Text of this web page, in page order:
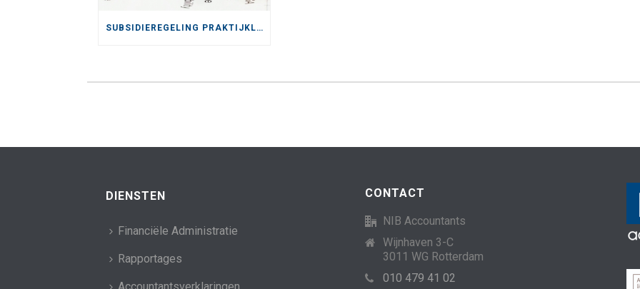
SUBSIDIEREGELING PRAKTIJKLEREN 2025/2026
DIENSTEN
Financiële Administratie
Rapportages
CONTACT
NIB Accountants
Wijnhaven 3-C
3011 WG Rotterdam
010 479 41 02